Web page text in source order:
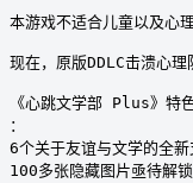
本游戏不适合儿童以及心
现在，原版DDLC击溃心
《心跳文学部 Plus》特
：
6个关于友谊与文学的全
100多张隐藏图片亟待解